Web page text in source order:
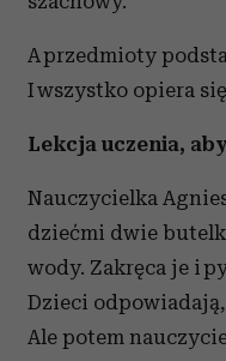
A przedmioty
I wszystko opiera
Lekcja uczenia,
Nauczycielka
dziećmi dwie
wody. Zakręca je i
Dzieci
Ale potem